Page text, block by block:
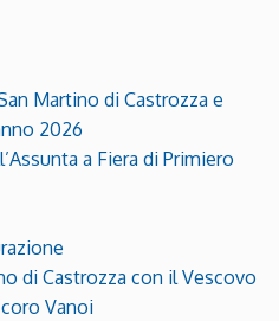
Martino di Castrozza e
2026
a Fiera di Primiero
di Castrozza con il Vescovo
Vanoi